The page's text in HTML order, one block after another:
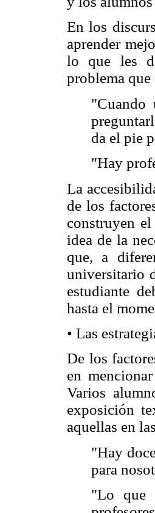
En los
aprender
lo que les
problema que
"Cuando
da el pie
"Hay
La
de los
construyen
idea de la
que, a
universitario
estudiante
hasta el
• Las
De los
en
Varios
exposición
aquellas en
"Hay
para
"Lo que